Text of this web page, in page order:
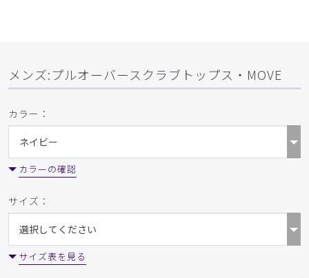
メンズ:プルオーバースクラブトップス・MOVE
カラー：
カラーの確認
サイズ：
サイズ表を見る